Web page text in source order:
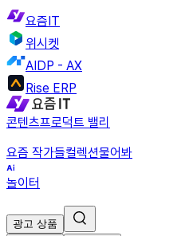
요즘IT
위시켓
AIDP - AX
Rise ERP
콘텐츠프로덕트 밸리
요즘 작가들컬렉션물어봐
놀이터
광고 상품